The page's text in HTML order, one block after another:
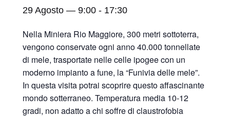
29 Agosto — 9:00 - 17:30
Nella Miniera Rio Maggiore, 300 metri sottoterra,
vengono conservate ogni anno 40.000 tonnellate
di mele, trasportate nelle celle ipogee con un
moderno impianto a fune, la “Funivia delle mele”.
In questa visita potrai scoprire questo affascinante
mondo sotterraneo. Temperatura media 10-12
gradi, non adatto a chi soffre di claustrofobia